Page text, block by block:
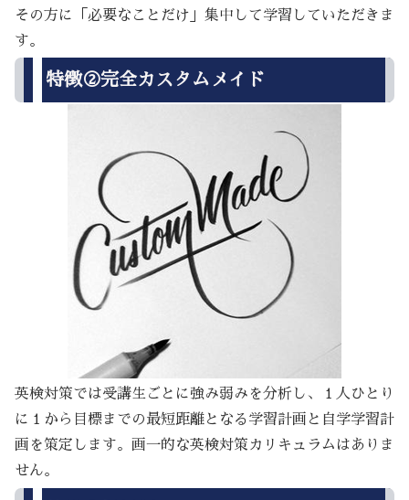
その方に「必要なことだけ」集中して学習していただきま
す。
特徴②完全カスタムメイド
英検対策では受講生ごとに強み弱みを分析し、１人ひとり
に１から目標までの最短距離となる学習計画と自学学習計
画を策定します。画一的な英検対策カリキュラムはありま
せん。